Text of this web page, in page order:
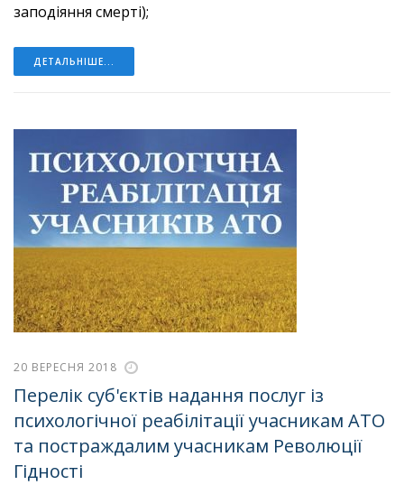
заподіяння смерті);
ДЕТАЛЬНІШЕ...
20 ВЕРЕСНЯ 2018
Перелік суб'єктів надання послуг із
психологічної реабілітації учасникам АТО
та постраждалим учасникам Революції
Гідності